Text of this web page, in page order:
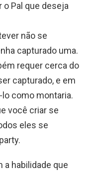
Pal que deseja
não se
capturado uma.
requer cerca do
capturado, e em
como montaria.
você criar se
eles se
a habilidade que